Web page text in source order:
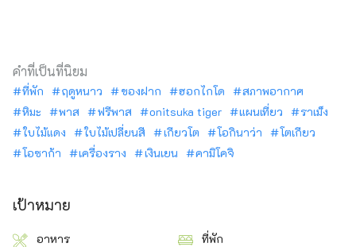
คำที่เป็นที่นิยม
ที่พัก ฤดูหนาว ของฝาก ฮอกไกโด
สภาพอากาศ
หิมะ
พาส ฟรีพาส onitsuka tiger แผนเที่ยว
ราเม็ง
ใบไม้แดง
ใบไม้เปลี่ยนสี เกียวโต โอกินาว่า
โตเกียว
โอซาก้า
เครื่องราง เงินเยน คามิโคจิ
เป้าหมาย
อาหาร ที่พัก